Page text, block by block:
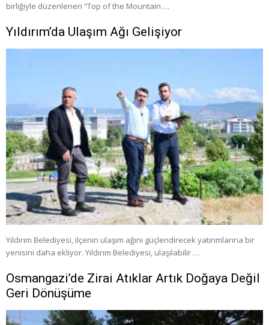
birliğiyle düzenlenen “Top of the Mountain …
Yıldırım’da Ulaşım Ağı Gelişiyor
Yıldırım Belediyesi, ilçenin ulaşım ağını güçlendirecek yatırımlarına bir
yenisini daha ekliyor. Yıldırım Belediyesi, ulaşılabilir …
Osmangazi’de Zirai Atıklar Artık Doğaya Değil
Geri Dönüşüme